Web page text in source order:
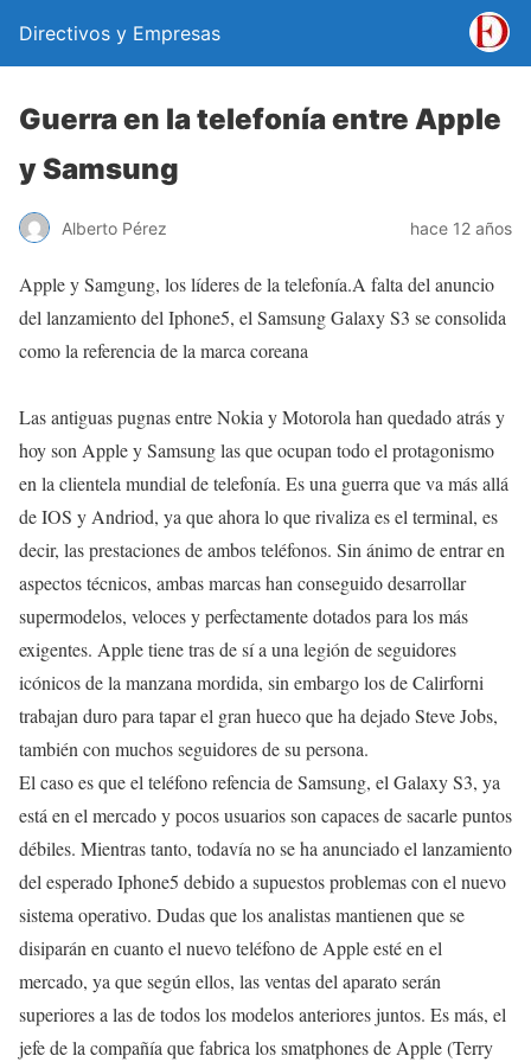
Directivos y Empresas
Guerra en la telefonía entre Apple
y Samsung
Alberto Pérez hace 12 años
Apple y Samgung, los líderes de la telefonía.A falta del anuncio
del lanzamiento del Iphone5, el Samsung Galaxy S3 se consolida
como la referencia de la marca coreana
Las antiguas pugnas entre Nokia y Motorola han quedado atrás y
hoy son Apple y Samsung las que ocupan todo el protagonismo
en la clientela mundial de telefonía. Es una guerra que va más allá
de IOS y Andriod, ya que ahora lo que rivaliza es el terminal, es
decir, las prestaciones de ambos teléfonos. Sin ánimo de entrar en
aspectos técnicos, ambas marcas han conseguido desarrollar
supermodelos, veloces y perfectamente dotados para los más
exigentes. Apple tiene tras de sí a una legión de seguidores
icónicos de la manzana mordida, sin embargo los de Calirforni
trabajan duro para tapar el gran hueco que ha dejado Steve Jobs,
también con muchos seguidores de su persona.
El caso es que el teléfono refencia de Samsung, el Galaxy S3, ya
está en el mercado y pocos usuarios son capaces de sacarle puntos
débiles. Mientras tanto, todavía no se ha anunciado el lanzamiento
del esperado Iphone5 debido a supuestos problemas con el nuevo
sistema operativo. Dudas que los analistas mantienen que se
disiparán en cuanto el nuevo teléfono de Apple esté en el
mercado, ya que según ellos, las ventas del aparato serán
superiores a las de todos los modelos anteriores juntos. Es más, el
jefe de la compañía que fabrica los smatphones de Apple (Terry